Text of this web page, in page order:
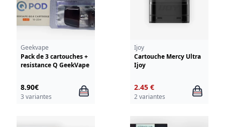
Geekvape
Pack de 3 cartouches +
resistance Q GeekVape
8.90€
3 variantes
Ijoy
Cartouche Mercy Ultra
Ijoy
2.45 €
2 variantes